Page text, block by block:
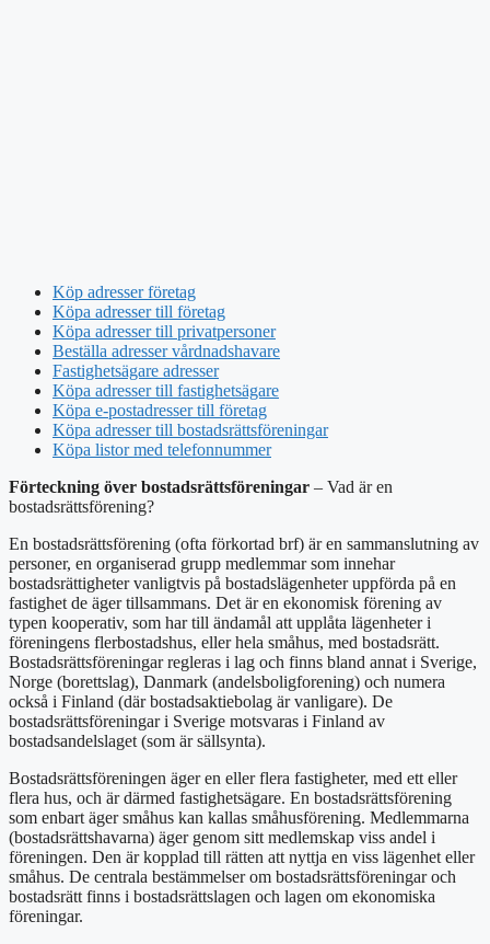
Köp adresser företag
Köpa adresser till företag
Köpa adresser till privatpersoner
Beställa adresser vårdnadshavare
Fastighetsägare adresser
Köpa adresser till fastighetsägare
Köpa e-postadresser till företag
Köpa adresser till bostadsrättsföreningar
Köpa listor med telefonnummer
Förteckning över bostadsrättsföreningar – Vad är en
bostadsrättsförening?
En bostadsrättsförening (ofta förkortad brf) är en sammanslutning av
personer, en organiserad grupp medlemmar som innehar
bostadsrättigheter vanligtvis på bostadslägenheter uppförda på en
fastighet de äger tillsammans. Det är en ekonomisk förening av
typen kooperativ, som har till ändamål att upplåta lägenheter i
föreningens flerbostadshus, eller hela småhus, med bostadsrätt.
Bostadsrättsföreningar regleras i lag och finns bland annat i Sverige,
Norge (borettslag), Danmark (andelsboligforening) och numera
också i Finland (där bostadsaktiebolag är vanligare). De
bostadsrättsföreningar i Sverige motsvaras i Finland av
bostadsandelslaget (som är sällsynta).
Bostadsrättsföreningen äger en eller flera fastigheter, med ett eller
flera hus, och är därmed fastighetsägare. En bostadsrättsförening
som enbart äger småhus kan kallas småhusförening. Medlemmarna
(bostadsrättshavarna) äger genom sitt medlemskap viss andel i
föreningen. Den är kopplad till rätten att nyttja en viss lägenhet eller
småhus. De centrala bestämmelser om bostadsrättsföreningar och
bostadsrätt finns i bostadsrättslagen och lagen om ekonomiska
föreningar.